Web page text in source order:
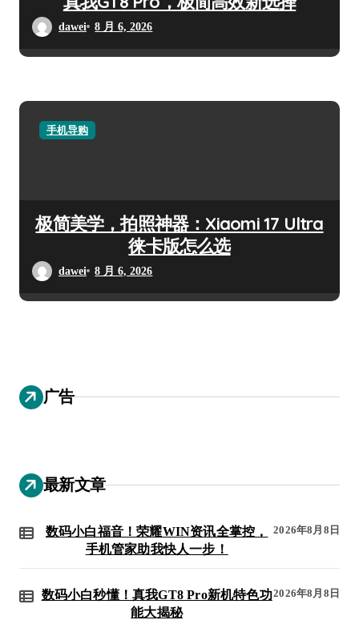
dawei 8 月 6, 2026
手机导购
极简美学，拍照神器：Xiaomi 17 Ultra
徕卡版怎么选
dawei 8 月 6, 2026
广告
最新文章
数码小白福音！荣耀WIN资讯全掌控，
手机管家助我快人一步！
2026年8月8日
数码小白秒懂！真我GT8 Pro新机特色功
能大揭秘
2026年8月8日